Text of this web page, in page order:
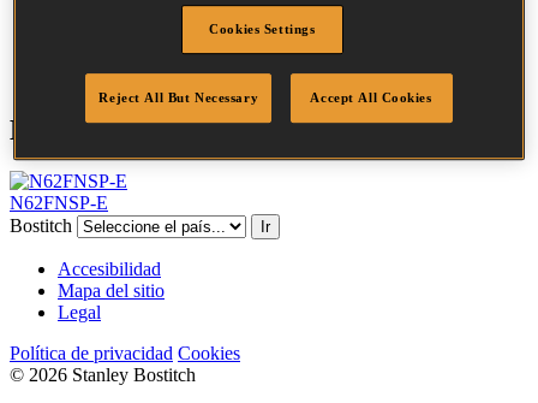
50 mm
3655
Herramientas compatibles
N62FNSP-E
Bostitch
Ir
Accesibilidad
Mapa del sitio
Legal
Política de privacidad Cookies
© 2026 Stanley Bostitch
Cookies Settings
Reject All But Necessary Accept All Cookies